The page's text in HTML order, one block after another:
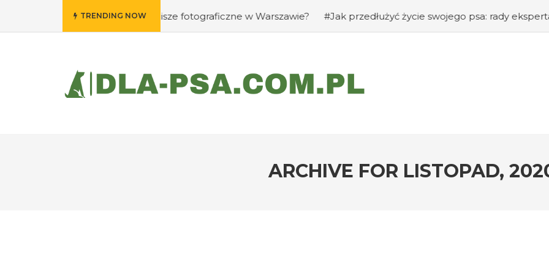
TRENDING NOW
wywołać swoje klisze fotograficzne w Warszawie? #Jak przedłużyć życie swojego psa: rady eksperta #Jak
ARCHIVE FOR LISTOPAD,